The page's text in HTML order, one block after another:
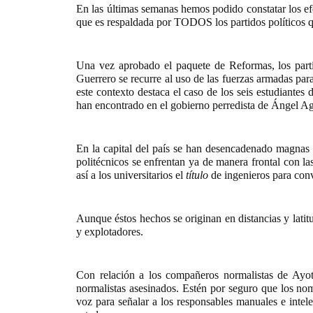
En las últimas semanas hemos podido constatar los
que es respaldada por TODOS los partidos políticos
Una vez aprobado el paquete de Reformas, los
Guerrero se recurre al uso de las fuerzas armadas
este contexto destaca el caso de los seis
han encontrado en el gobierno perredista de Ángel
En la capital del país se han desencadenado
politécnicos se enfrentan ya de manera frontal con
así a los universitarios el título de ingenieros para
Aunque éstos hechos se originan en distancias y
y explotadores.
Con relación a los compañeros normalistas de
normalistas asesinados. Estén por seguro que los
voz para señalar a los responsables manuales e